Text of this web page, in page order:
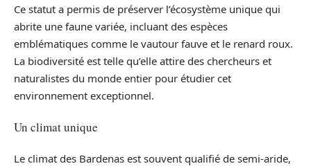
Ce statut a permis de préserver l’écosystème unique qui
abrite une faune variée, incluant des espèces
emblématiques comme le vautour fauve et le renard roux.
La biodiversité est telle qu’elle attire des chercheurs et
naturalistes du monde entier pour étudier cet
environnement exceptionnel.
Un climat unique
Le climat des Bardenas est souvent qualifié de semi-aride,